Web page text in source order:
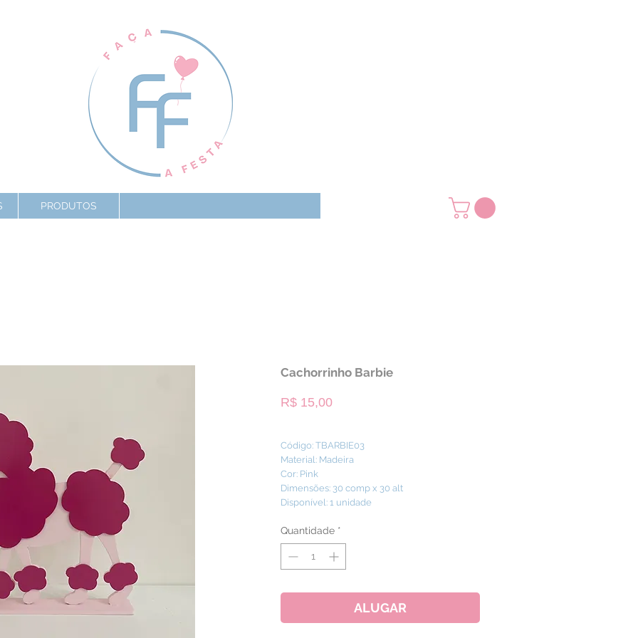
PRODUTOS
Cachorrinho Barbie
R$ 15,00Preço
Código: TBARBIE03
Material: Madeira
Cor: Pink
Dimensões: 30 comp x 30 alt
Disponível: 1 unidade
Quantidade *
ALUGAR